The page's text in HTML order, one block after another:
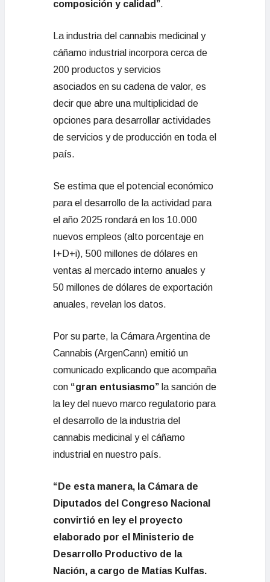
composición y calidad”.
La industria del cannabis medicinal y
cáñamo industrial incorpora cerca de
200 productos y servicios
asociados en su cadena de valor, es
decir que abre una multiplicidad de
opciones para desarrollar actividades
de servicios y de producción en toda el
país.
Se estima que el potencial económico
para el desarrollo de la actividad para
el año 2025 rondará en los 10.000
nuevos empleos (alto porcentaje en
I+D+i), 500 millones de dólares en
ventas al mercado interno anuales y
50 millones de dólares de exportación
anuales, revelan los datos.
Por su parte, la Cámara Argentina de
Cannabis (ArgenCann) emitió un
comunicado explicando que acompaña
con “gran entusiasmo” la sanción de
la ley del nuevo marco regulatorio para
el desarrollo de la industria del
cannabis medicinal y el cáñamo
industrial en nuestro país.
“De esta manera, la Cámara de
Diputados del Congreso Nacional
convirtió en ley el proyecto
elaborado por el Ministerio de
Desarrollo Productivo de la
Nación, a cargo de Matías Kulfas.